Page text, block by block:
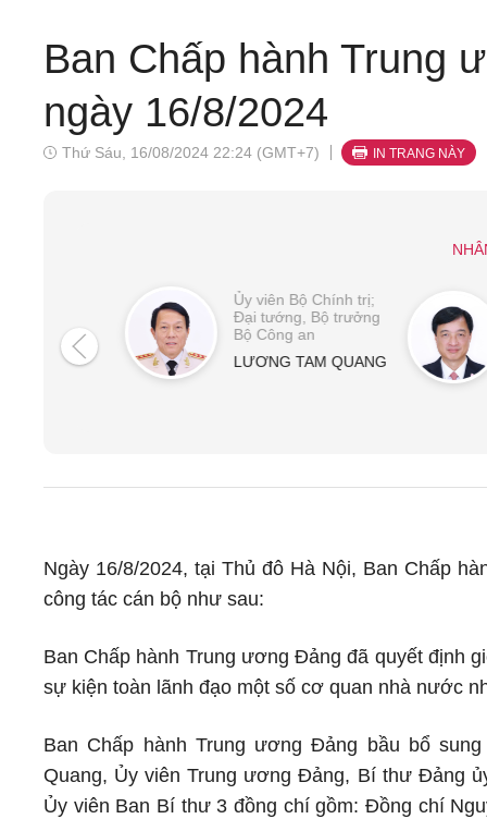
Ban Chấp hành Trung
ngày 16/8/2024
Thứ Sáu, 16/08/2024 22:24 (GMT+7) IN TRANG NÀY
Ủy viên Bộ Chính trị;
Đại tướng, Bộ trưởng
Bộ Công an
LƯƠNG TAM QUANG
Ngày 16/8/2024, tại Thủ đô Hà Nội, Ban Chấp
công tác cán bộ như sau:
Ban Chấp hành Trung ương Đảng đã quyết định
sự kiện toàn lãnh đạo một số cơ quan nhà nước
Ban Chấp hành Trung ương Đảng bầu bổ
Quang, Ủy viên Trung ương Đảng, Bí thư Đảng
Ủy viên Ban Bí thư 3 đồng chí gồm: Đồng chí